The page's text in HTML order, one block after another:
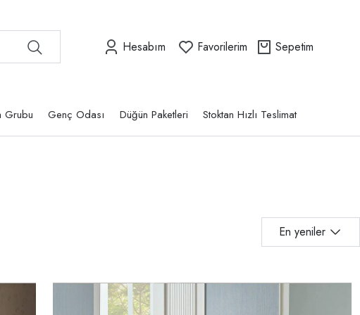
Hesabım Favorilerim Sepetim
Grubu Genç Odası Düğün Paketleri Stoktan Hızlı Teslimat
En yeniler